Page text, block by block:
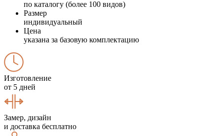
по каталогу (более 100 видов)
Размер
индивидуальный
Цена
указана за базовую комплектацию
Изготовление
от 5 дней
Замер, дизайн
и доставка бесплатно